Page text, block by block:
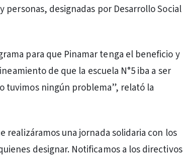
personas, designadas por Desarrollo Social
para que Pinamar tenga el beneficio y
de que la escuela N°5 iba a ser
tuvimos ningún problema”, relató la
realizáramos una jornada solidaria con los
designar. Notificamos a los directivos